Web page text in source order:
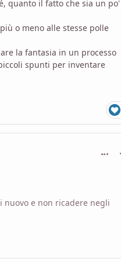
quanto il fatto che sia un po'
o meno alle stesse polle
la fantasia in un processo
spunti per inventare
e non ricadere negli